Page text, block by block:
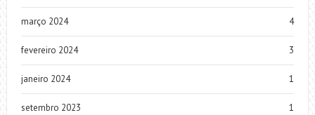
março 2024 4
fevereiro 2024 3
janeiro 2024 1
setembro 2023 1